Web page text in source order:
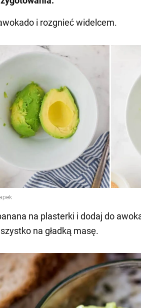
i rozgnieć widelcem.
na plasterki i dodaj do
na gładką masę.